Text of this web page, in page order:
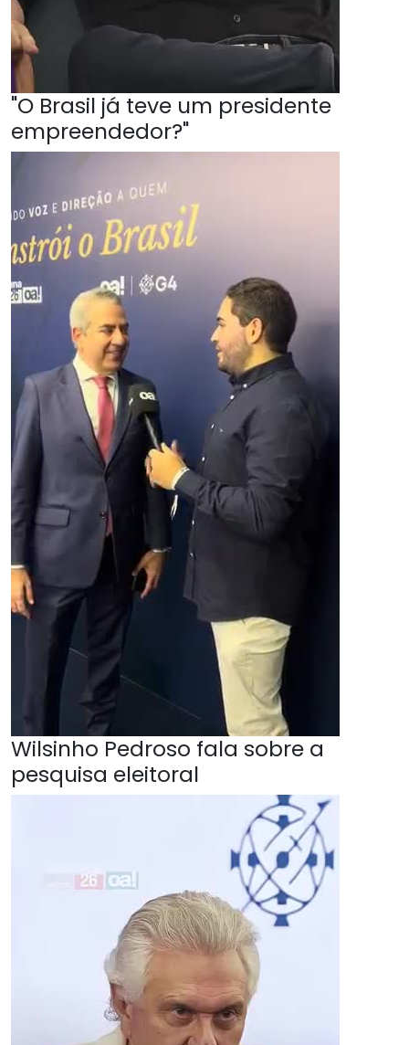
"O Brasil já teve um presidente
empreendedor?"
Wilsinho Pedroso fala sobre a
pesquisa eleitoral